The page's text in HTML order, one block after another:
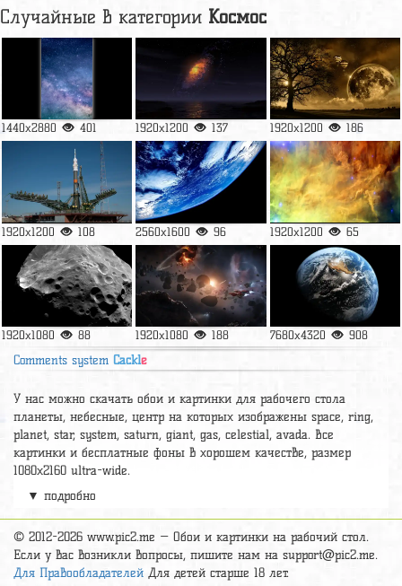
Случайные в категории Космос
1440x2880 401 1920x1200 137 1920x1200 186
1920x1200 108 2560x1600 96 1920x1200 65
1920x1080 88 1920x1080 188 7680x4320 908
Comments system Cackle
У нас можно скачать обои и картинки для рабочего стола
планеты, небесные, центр на которых изображены space, ring,
planet, star, system, saturn, giant, gas, celestial, avada. Все
картинки и бесплатные фоны в хорошем качестве, размер
1080x2160 ultra-wide.
А так же можно найти много других картинок на нужную тему
разделобои Космос, на сайте pic2.me представлено очень
большое количество красивых широкоформатных картинок, фото
и обоев хорошего hd качества бесплатно и на телефон.
▼ подробно
© 2012-2026 www.pic2.me — Обои и картинки на рабочий стол.
Если у вас возникли вопросы, пишите нам на support@pic2.me.
Для Правообладателей Для детей старше 18 лет.